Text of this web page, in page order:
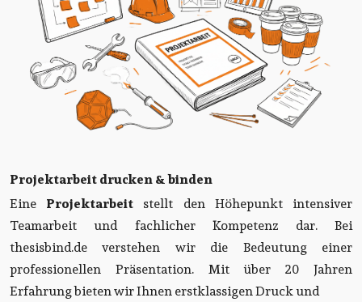
Projektarbeit drucken & binden
Eine Projektarbeit stellt den Höhepunkt intensiver
Teamarbeit und fachlicher Kompetenz dar. Bei
thesisbind.de verstehen wir die Bedeutung einer
professionellen Präsentation. Mit über 20 Jahren
Erfahrung bieten wir Ihnen erstklassigen Druck und